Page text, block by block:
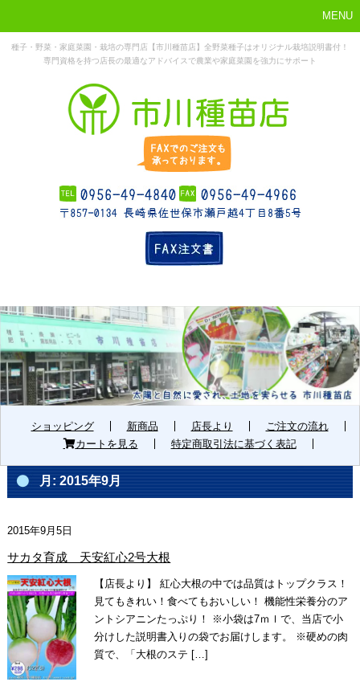
MENU
種子・野菜・家庭菜園・栽培の専門店【市川種苗店】全野菜種子はオリジナル栽培説明書付！
専門資格を持つ店長の最適なアドバイスで農業や家庭菜園を強力にサポート
ホーム
ら
お勧め商品 お知らせ 店舗概要
ショッピング 新商品 店長より
ご注文の流れ
カートを見る
特定商取引法に基づく表記
月:2015年9月
2015年9月5日
サカタ育成 天安紅心2号大根
【店長より】 紅心大根の中では品質はトップクラス！
見てもきれい！食べてもおいしい！ 機能性栄養分のア
ントシアニンたっぷり！ ※小袋は7ｍｌで、当店で小
分けした説明書入りの袋でお届けします。 ※硬めの肉
質で、「大根のステ […]